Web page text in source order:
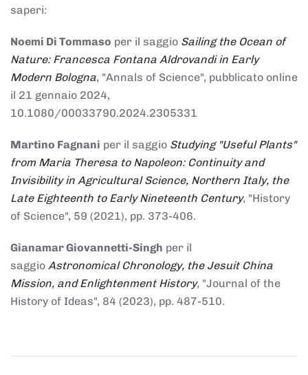
saperi:
Noemi Di Tommaso per il saggio Sailing the Ocean of
Nature: Francesca Fontana Aldrovandi in Early
Modern Bologna, "Annals of Science", pubblicato online
il 21 gennaio 2024,
10.1080/00033790.2024.2305331
Martino Fagnani per il saggio Studying "Useful Plants"
from Maria Theresa to Napoleon: Continuity and
Invisibility in Agricultural Science, Northern Italy, the
Late Eighteenth to Early Nineteenth Century, "History
of Science", 59 (2021), pp. 373-406.
Gianamar Giovannetti-Singh per il
saggio Astronomical Chronology, the Jesuit China
Mission, and Enlightenment History, "Journal of the
History of Ideas", 84 (2023), pp. 487-510.